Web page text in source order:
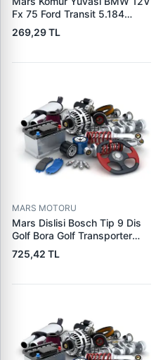
Fx 75 Ford Transit 5.184
Visteon | PARS PRS-BHL230
| OEM 97VB11000AA
269,29 TL
MARS MOTORU
Mars Dislisi Bosch Tip 9 Dis
Golf Bora Golf Transporter
Seat Skoda (15713) | ZEN
1108 | OEM 1072156
725,42 TL